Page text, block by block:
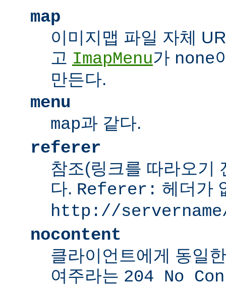
map
이미지맵 파일 자체
고 ImapMenu가 none
만든다.
menu
map과 같다.
referer
참조(링크를 따라오기
다. Referer: 헤더가
http://
nocontent
클라이언트에게 동일
여주라는 204 No